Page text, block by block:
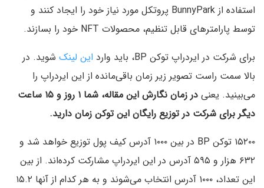
استفاده از BunnyPark پروتکل مورد نیاز خود را ایجاد کنند و
توسط پارامترهای قابل تنظیم، محصولات NFT خود را بسازند.
برای شرکت در ایردراپ توکن BP، باید وارد
این لینک شوید. در
بالا سمت راست تصویر زیر زمان باقی‌مانده از این ایردراپ را
می‌بینید. یعنی
در زمان نگارش این مقاله، شما ۱ روز و ۱۵ ساعت
دیگر برای شرکت در توزیع رایگان این توکن زمان دارید.
۱۵۲۰۰ توکن BP در بین ۱۰۰۰ آدرس کیف پول توزیع خواهد شد و
۶۳۲ هزار و ۵۹۵ آدرس در این ایردراپ مشارکت کرده‌اند. از بین
این تعداد، ۱۰۰۰ آدرس انتخاب می‌شوند و به هر کدام از آنها ۱۵.۲